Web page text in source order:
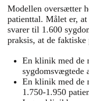
Modellen oversætter
patienttal. Målet er,
svarer til 1.600
praksis, at de
En klinik med de
sygdomsvægtede
En klinik med de
1.750-1.950